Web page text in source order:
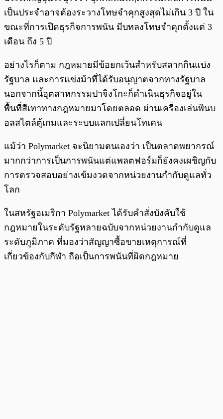
เป็นประจำอาจต้องระวางโทษจำคุกสูงสุดไม่เกิน 3 ปี ใน
ขณะที่การเปิดธุรกิจการพนัน มีบทลงโทษจำคุกตั้งแต่ 3
เดือน ถึง 5 ปี
อย่างไรก็ตาม กฎหมายมีข้อยกเว้นสำหรับสลากกินแบ่ง
รัฐบาล และการแข่งม้าที่ได้รับอนุญาตจากทางรัฐบาล
นอกจากนี้อุตสาหกรรมปาจิงโกะก็ดำเนินธุรกิจอยู่ใน
พื้นที่สีเทาทางกฎหมายมาโดยตลอด ผ่านเครื่องเล่นพินบ
อลสไตล์ตู้เกมและระบบแลกเปลี่ยนโทเคน
แม้ว่า Polymarket จะนิยามตนเองว่า เป็นตลาดพยากรณ์
มากกว่าการเป็นการพนันแต่แพลตฟอร์มก็ยังคงเผชิญกับ
การตรวจสอบอย่างเข้มงวดจากหน่วยงานกำกับดูแลทั่ว
โลก
ในสหรัฐอเมริกา Polymarket ได้รับคำสั่งบังคับใช้
กฎหมายในระดับรัฐหลายฉบับจากหน่วยงานกำกับดูแล
ระดับภูมิภาค ที่มองว่าสัญญาซื้อขายเหตุการณ์ที่
เกี่ยวข้องกับกีฬา ถือเป็นการพนันที่ผิดกฎหมาย